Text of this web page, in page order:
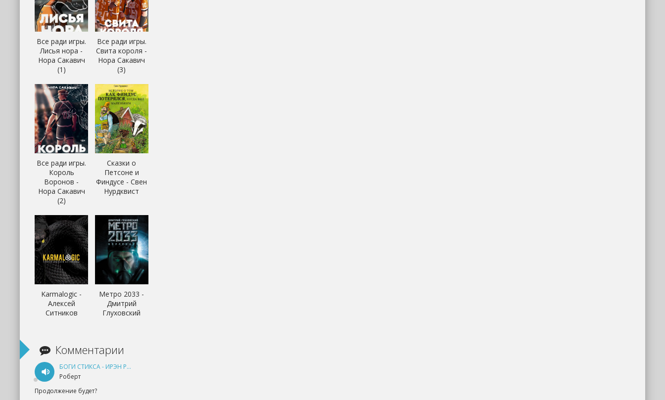
Все ради игры.
Лисья нора -
Нора Сакавич
(1)
Все ради игры.
Свита короля -
Нора Сакавич
(3)
Все ради игры.
Король
Воронов -
Нора Сакавич
(2)
Сказки о
Петсоне и
Финдусе - Свен
Нурдквист
Karmalogic -
Алексей
Ситников
Метро 2033 -
Дмитрий
Глуховский
Комментарии
БОГИ СТИКСА - ИРЭН РУДКЕВИЧ
Роберт
Продолжение будет?